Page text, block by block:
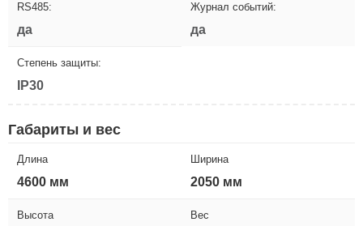
RS485:
да
Журнал событий:
да
Степень защиты:
IP30
Габариты и вес
Длина
4600 мм
Ширина
2050 мм
Высота Вес